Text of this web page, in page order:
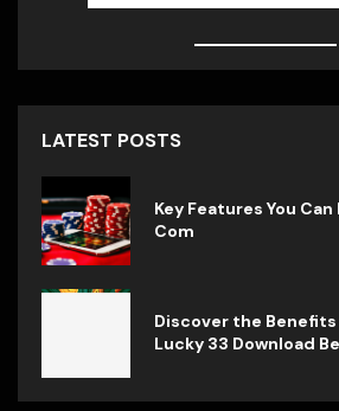
LATEST POSTS
Key Features You
Com
Discover the Benefits
Lucky 33 Download